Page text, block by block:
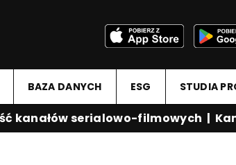
BAZA DANYCH ESG STUDIA
kanałów serialowo-filmowych |